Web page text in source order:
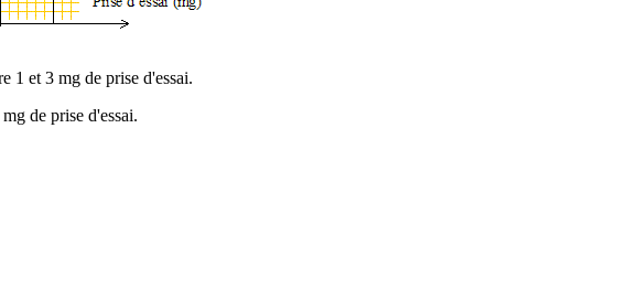
1 et 3 mg de prise d'essai.
de prise d'essai.